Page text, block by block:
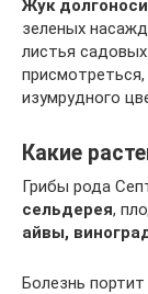
Жук
зеленых
листья
изумрудного
Какие
Грибы рода
сельдерея,
айвы,
Болезнь